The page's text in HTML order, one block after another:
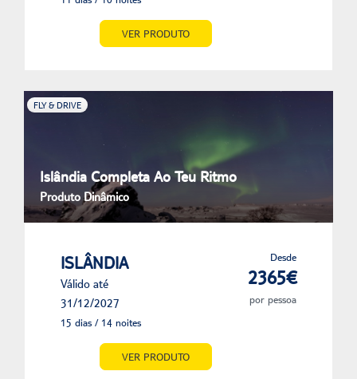
VER PRODUTO
FLY & DRIVE
Islândia Completa Ao Teu Ritmo
Produto Dinâmico
ISLÂNDIA
Válido até
31/12/2027
15 dias / 14 noites
Desde
2365€
por pessoa
VER PRODUTO